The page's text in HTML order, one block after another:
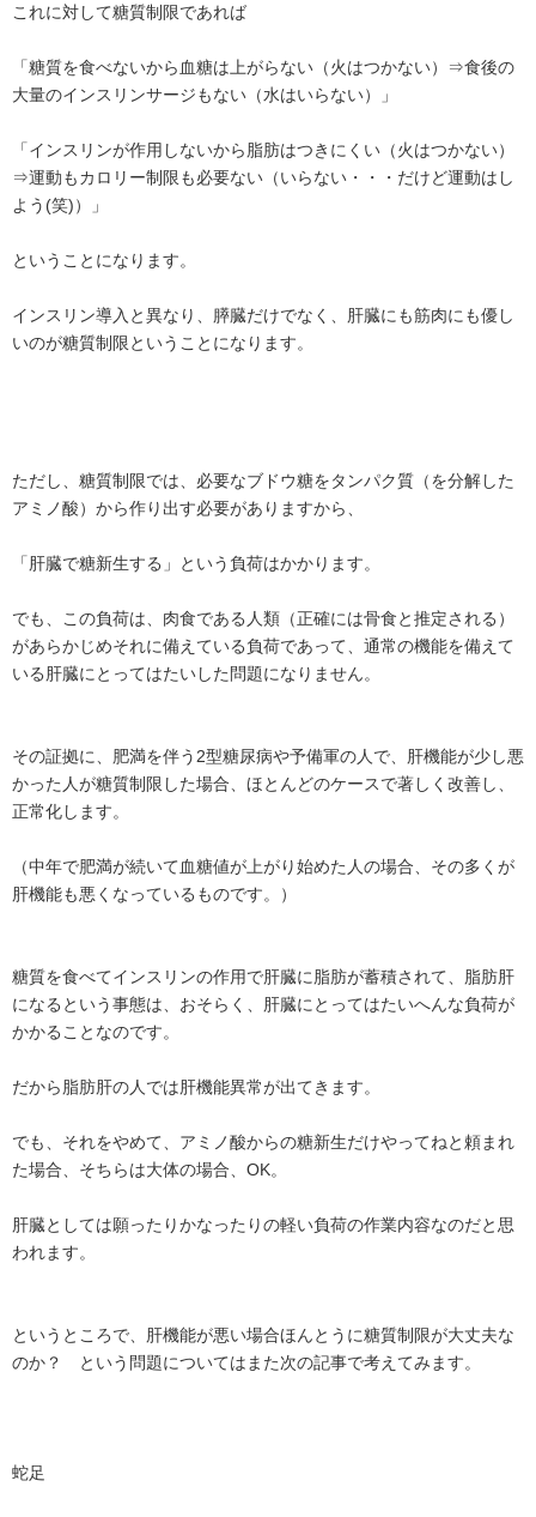
これに対して糖質制限であれば
「糖質を食べないから血糖は上がらない（火はつかない）⇒食後の
大量のインスリンサージもない（水はいらない）」
「インスリンが作用しないから脂肪はつきにくい（火はつかない）
⇒運動もカロリー制限も必要ない（いらない・・・だけど運動はし
よう(笑)）」
ということになります。
インスリン導入と異なり、膵臓だけでなく、肝臓にも筋肉にも優し
いのが糖質制限ということになります。
ただし、糖質制限では、必要なブドウ糖をタンパク質（を分解した
アミノ酸）から作り出す必要がありますから、
「肝臓で糖新生する」という負荷はかかります。
でも、この負荷は、肉食である人類（正確には骨食と推定される）
があらかじめそれに備えている負荷であって、通常の機能を備えて
いる肝臓にとってはたいした問題になりません。
その証拠に、肥満を伴う2型糖尿病や予備軍の人で、肝機能が少し悪
かった人が糖質制限した場合、ほとんどのケースで著しく改善し、
正常化します。
（中年で肥満が続いて血糖値が上がり始めた人の場合、その多くが
肝機能も悪くなっているものです。）
糖質を食べてインスリンの作用で肝臓に脂肪が蓄積されて、脂肪肝
になるという事態は、おそらく、肝臓にとってはたいへんな負荷が
かかることなのです。
だから脂肪肝の人では肝機能異常が出てきます。
でも、それをやめて、アミノ酸からの糖新生だけやってねと頼まれ
た場合、そちらは大体の場合、OK。
肝臓としては願ったりかなったりの軽い負荷の作業内容なのだと思
われます。
というところで、肝機能が悪い場合ほんとうに糖質制限が大丈夫な
のか？ という問題についてはまた次の記事で考えてみます。
蛇足